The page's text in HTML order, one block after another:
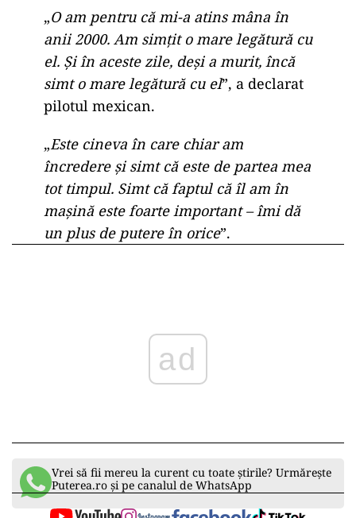
„O am pentru că mi-a atins mâna în
anii 2000. Am simțit o mare legătură cu
el. Și în aceste zile, deși a murit, încă
simt o mare legătură cu el”, a declarat
pilotul mexican.
„Este cineva în care chiar am
încredere și simt că este de partea mea
tot timpul. Simt că faptul că îl am în
mașină este foarte important – îmi dă
un plus de putere în orice”.
ad
Vrei să fii mereu la curent cu toate știrile? Urmărește
Puterea.ro și pe canalul de WhatsApp